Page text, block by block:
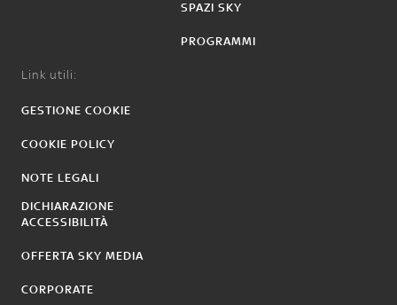
SPAZI SKY
PROGRAMMI
Link utili:
GESTIONE COOKIE
COOKIE POLICY
NOTE LEGALI
DICHIARAZIONE
ACCESSIBILITÀ
OFFERTA SKY MEDIA
CORPORATE